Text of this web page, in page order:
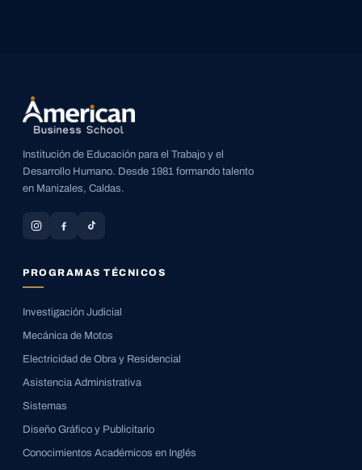
Institución de Educación para el Trabajo y el
Desarrollo Humano. Desde 1981 formando talento
en Manizales, Caldas.
PROGRAMAS TÉCNICOS
Investigación Judicial
Mecánica de Motos
Electricidad de Obra y Residencial
Asistencia Administrativa
Sistemas
Diseño Gráfico y Publicitario
Conocimientos Académicos en Inglés